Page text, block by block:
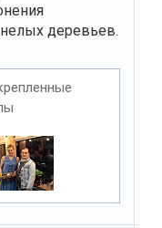
деревьев.